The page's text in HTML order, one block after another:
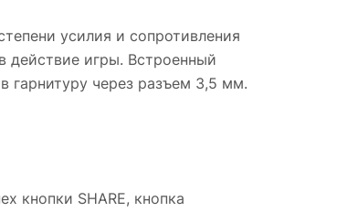
усилия и сопротивления
действие игры. Встроенный
гарнитуру через разъем 3,5 мм.
кнопки SHARE, кнопка